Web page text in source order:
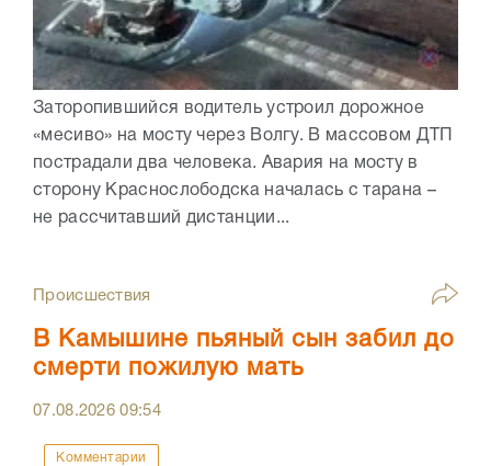
Заторопившийся водитель устроил дорожное
«месиво» на мосту через Волгу. В массовом ДТП
пострадали два человека. Авария на мосту в
сторону Краснослободска началась с тарана –
не рассчитавший дистанции...
Происшествия
В Камышине пьяный сын забил до
смерти пожилую мать
07.08.202609:54
Комментарии